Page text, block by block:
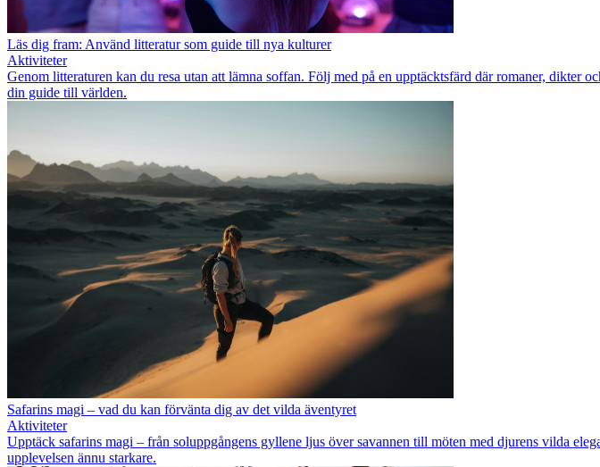
Läs dig fram: Använd litteratur som guide till nya kulturer
Aktiviteter
Genom litteraturen kan du resa utan att lämna soffan. Följ med på en upptäcktsfärd där romaner,
din guide till världen.
Safarins magi – vad du kan förvänta dig av det vilda äventyret
Aktiviteter
Upptäck safarins magi – från soluppgångens gyllene ljus över savannen till möten med djurens vilda
upplevelsen ännu starkare.